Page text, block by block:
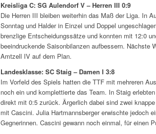
Kreisliga C: SG Aulendorf V – Herren III 0:9
Die Herren III bleiben weiterhin das Maß der Liga. In
Sonntag und Halder in Einzel und Doppel
brenzlige Entscheidungssätze und konnten mit 12:0
beeindruckende Saisonbilanzen aufbessern. Nächste
Amtzell IV auf dem Plan.
Landesklasse: SC Staig – Damen I 3:8
Im Vorfeld des Spiels hatten die TTF mit mehreren
noch ein und komplettierte das Team. In Staig
direkt mit 0:5 zurück. Ärgerlich dabei sind zwei
mit Cascini. Julia Hartmannsberger erwischte jedoch
Gegnerinnen. Cascini gewann noch einmal, für einen